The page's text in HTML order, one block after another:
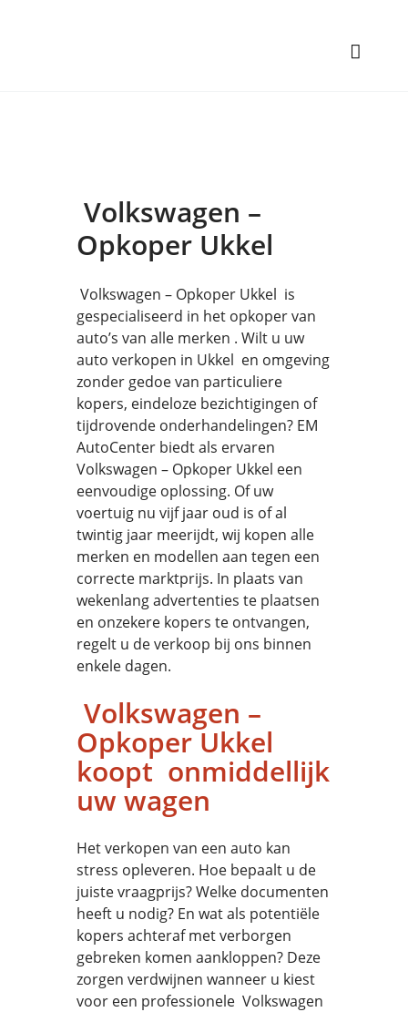
Volkswagen –
Opkoper Ukkel
Volkswagen – Opkoper Ukkel is
gespecialiseerd in het opkoper van
auto’s van alle merken . Wilt u uw
auto verkopen in Ukkel en omgeving
zonder gedoe van particuliere
kopers, eindeloze bezichtigingen of
tijdrovende onderhandelingen? EM
AutoCenter biedt als ervaren
Volkswagen – Opkoper Ukkel een
eenvoudige oplossing. Of uw
voertuig nu vijf jaar oud is of al
twintig jaar meerijdt, wij kopen alle
merken en modellen aan tegen een
correcte marktprijs. In plaats van
wekenlang advertenties te plaatsen
en onzekere kopers te ontvangen,
regelt u de verkoop bij ons binnen
enkele dagen.
Volkswagen –
Opkoper Ukkel
koopt onmiddellijk
uw wagen
Het verkopen van een auto kan
stress opleveren. Hoe bepaalt u de
juiste vraagprijs? Welke documenten
heeft u nodig? En wat als potentiële
kopers achteraf met verborgen
gebreken komen aankloppen? Deze
zorgen verdwijnen wanneer u kiest
voor een professionele Volkswagen